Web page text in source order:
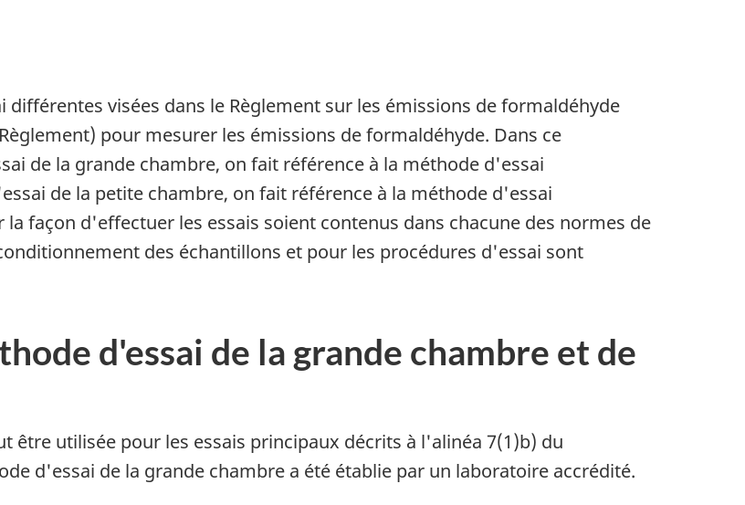
visées dans le Règlement sur les émissions de formaldéhyde
pour mesurer les émissions de formaldéhyde. Dans ce
de la grande chambre, on fait référence à la méthode d'essai
de la petite chambre, on fait référence à la méthode d'essai
la façon d'effectuer les essais soient contenus dans chacune des normes de
des échantillons et pour les procédures d'essai sont
d'essai de la grande chambre et de
être utilisée pour les essais principaux décrits à l'alinéa 7(1)b) du
d'essai de la grande chambre a été établie par un laboratoire accrédité.